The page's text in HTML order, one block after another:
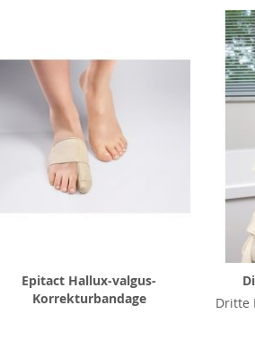
Epitact Hallux-valgus-
Korrekturbandage
Dritte